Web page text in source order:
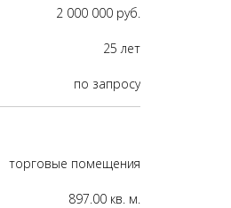
2 000 000 руб.
25 лет
по запросу
торговые помещения
897.00 кв. м.